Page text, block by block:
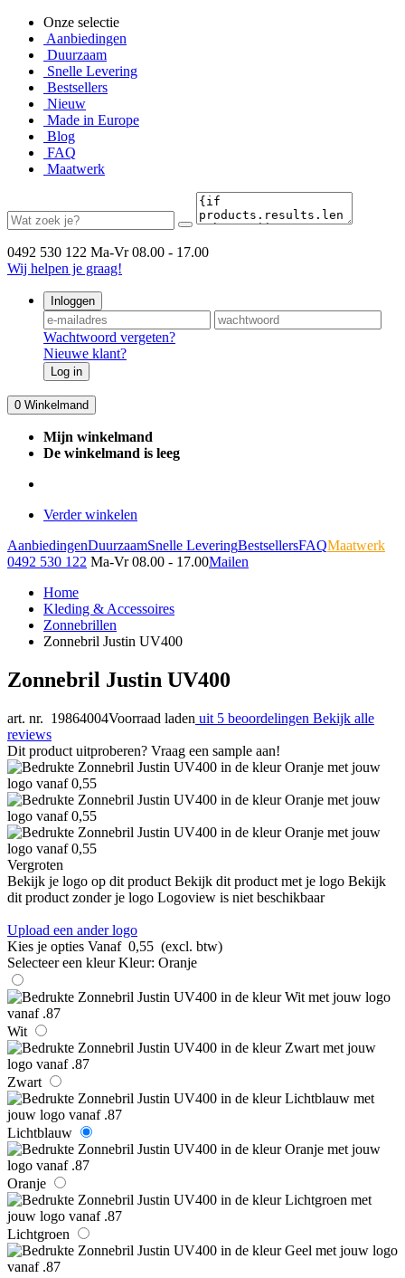
Onze selectie
Aanbiedingen
Duurzaam
Snelle Levering
Bestsellers
Nieuw
Made in Europe
Blog
FAQ
Maatwerk
0492 530 122 Ma-Vr 08.00 - 17.00
Wij helpen je graag!
Inloggen
Wachtwoord vergeten?
Nieuwe klant?
Log in
0 Winkelmand
Mijn winkelmand
De winkelmand is leeg
Verder winkelen
AanbiedingenDuurzaamSnelle LeveringBestsellersFAQMaatwerk
0492 530 122 Ma-Vr 08.00 - 17.00Mailen
Home
Kleding & Accessoires
Zonnebrillen
Zonnebril Justin UV400
Zonnebril Justin UV400
art. nr. 19864004Voorraad laden uit 5 beoordelingen Bekijk alle
reviews
Dit product uitproberen? Vraag een sample aan!
Vergroten
Bekijk je logo op dit product Bekijk dit product met je logo Bekijk
dit product zonder je logo Logoview is niet beschikbaar
Upload een ander logo
Kies je opties Vanaf 0,55 (excl. btw)
Selecteer een kleur Kleur: Oranje
Wit
Zwart
Lichtblauw
Oranje
Lichtgroen